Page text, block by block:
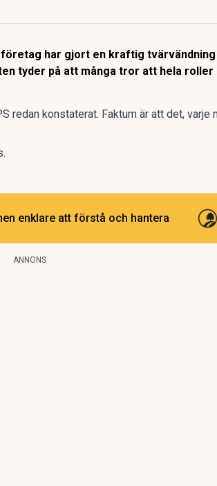
har gjort en kraftig
tyder på att många tror att hela
redan konstaterat. Faktum är att det, varje
enklare att förstå och hantera
ANNONS